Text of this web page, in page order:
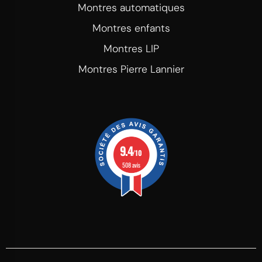
Montres automatiques
Montres enfants
Montres LIP
Montres Pierre Lannier
9.4/10
508 avis